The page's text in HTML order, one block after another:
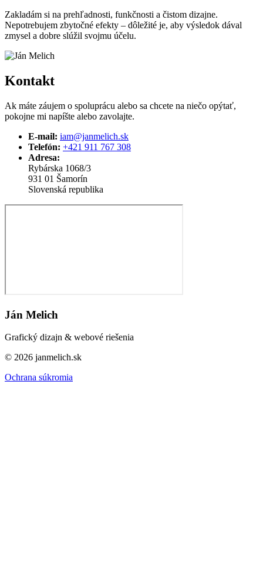
Zakladám si na prehľadnosti, funkčnosti a čistom dizajne.
Nepotrebujem zbytočné efekty – dôležité je, aby výsledok dával
zmysel a dobre slúžil svojmu účelu.
Kontakt
Ak máte záujem o spoluprácu alebo sa chcete na niečo opýtať,
pokojne mi napíšte alebo zavolajte.
E-mail: iam@janmelich.sk
Telefón: +421 911 767 308
Adresa:
Rybárska 1068/3
931 01 Šamorín
Slovenská republika
Ján Melich
Grafický dizajn & webové riešenia
© 2026 janmelich.sk
Ochrana súkromia